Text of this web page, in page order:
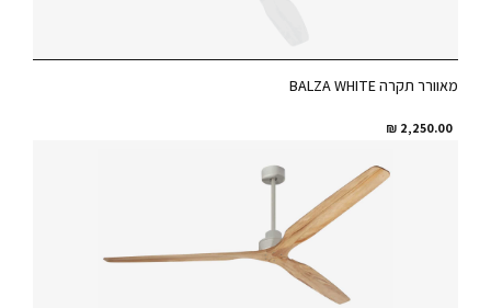
מאוורר תקרה BALZA WHITE
2,250.00
₪